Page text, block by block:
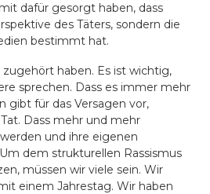
dafür gesorgt haben, dass
des Täters, sondern die
bestimmt hat.
zugehört haben. Es ist wichtig,
sprechen. Dass es immer mehr
gibt für das Versagen vor,
Dass mehr und mehr
und ihre eigenen
dem strukturellen Rassismus
müssen wir viele sein. Wir
einem Jahrestag. Wir haben